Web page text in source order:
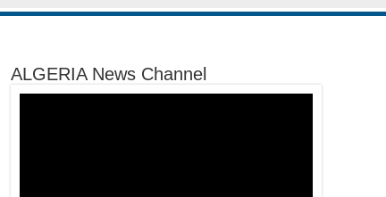
ALGERIA News Channel